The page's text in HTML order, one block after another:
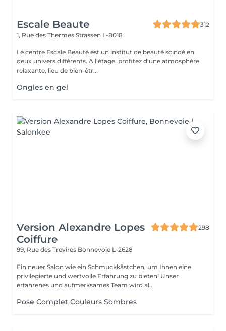
Escale Beaute
312
1, Rue des Thermes Strassen L-8018
Le centre Escale Beauté est un institut de beauté scindé en
deux univers différents. A l'étage, profitez d'une atmosphère
relaxante, lieu de bien-êtr...
Ongles en gel
Version Alexandre Lopes
Coiffure
298
99, Rue des Trevires Bonnevoie L-2628
Ein neuer Salon wie ein Schmuckkästchen, um Ihnen eine
privilegierte und wertvolle Erfahrung zu bieten! Unser
erfahrenes und aufmerksames Team wird al...
Pose Complet Couleurs Sombres